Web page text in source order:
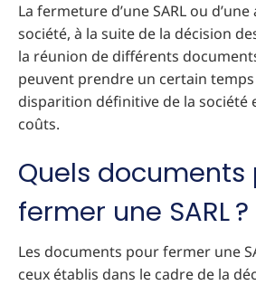
La fermeture d’une SARL ou
société, à la suite de la décision
la réunion de différents
peuvent prendre un certain
disparition définitive de la société
coûts.
Quels documents
fermer une SARL ?
Les documents pour fermer une
ceux établis dans le cadre de la